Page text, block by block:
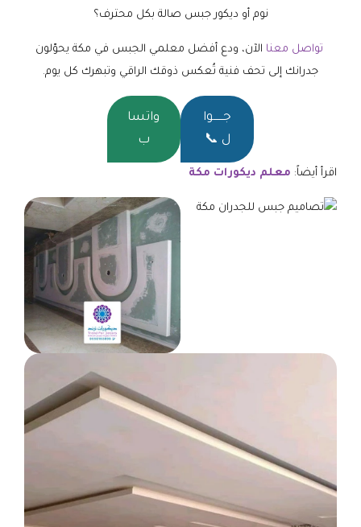
نوم أو ديكور جبس صالة بكل محترف؟
تواصل معنا الآن، ودع أفضل معلمي الجبس في مكة يحوّلون
جدرانك إلى تحف فنية تُعكس ذوقك الراقي وتبهرك كل يوم.
جــــــوا
ل 📞
واتسا
ب
اقرأ أيضاً: معلم ديكورات مكة